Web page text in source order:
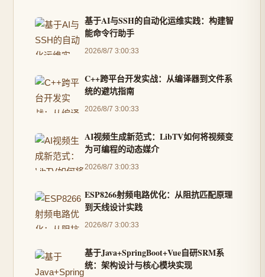
基于AI与SSH的自动化运维实践：构建智
能命令行助手
2026/8/7 3:00:33
C++跨平台开发实战：从编译器到文件系
统的避坑指南
2026/8/7 3:00:33
AI视频生成新范式：LibTV如何将视频变
为可编程的动态媒介
2026/8/7 3:00:33
ESP8266射频电路优化：从阻抗匹配原理
到天线设计实践
2026/8/7 3:00:33
基于Java+SpringBoot+Vue自研SRM系
统：架构设计与核心模块实现